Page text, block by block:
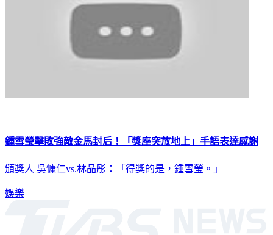
鍾雪瑩擊敗強敵金馬封后！「獎座突放地上」手語表達感謝
頒獎人 吳慷仁vs.林品彤：「得獎的是，鍾雪瑩。」
娛樂